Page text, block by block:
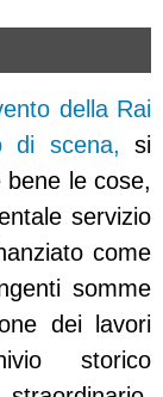
della Rai
di scena, si
le cose,
servizio
come
somme
dei lavori
storico